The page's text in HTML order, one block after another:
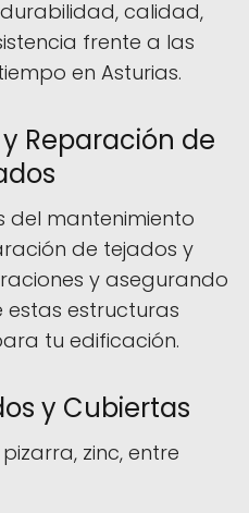
calidad,
frente a las
en Asturias.
Reparación de
del mantenimiento
de tejados y
y asegurando
estructuras
tu edificación.
y Cubiertas
zinc, entre